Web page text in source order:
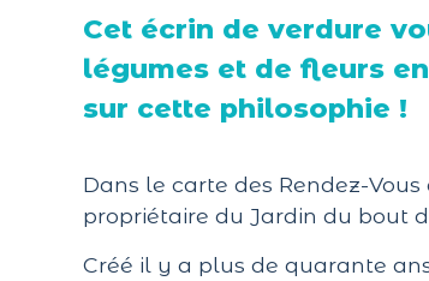
Cet écrin de verdure
légumes et de fleurs
sur cette philosophie !
Dans le carte des Rendez-
propriétaire du Jardin du bout
Créé il y a plus de quarante